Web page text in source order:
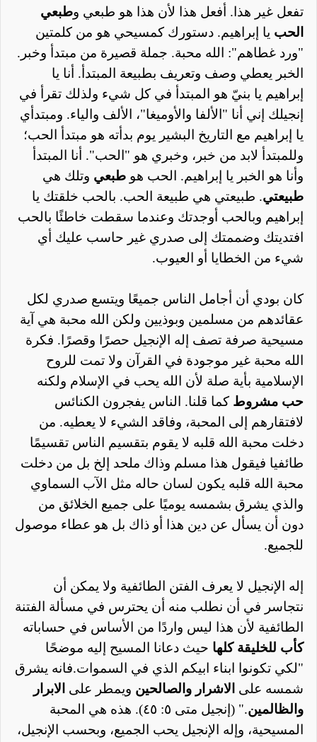
تفعل غير هذا. أفعل هذا لأن هذا هو طبعي وطبعي
الحب يا إبراهيم. دستورك كمسيحي هو من كلمتين
"ورد غطاهم": الله محبة. جملة قصيرة من مبتدأ وخبر.
الخبر يعطي وصف وتعريف بطبيعة المبتدأ. أنا يا
إبراهيم يا بنيّ هو المبتدأ في كل شيء ولذلك تقرأ في
إنجيلك إني أنا "الألفا والأوميغا"، الألف والياء. ومبتدأي
يا إبراهيم مع التاريخ البشير يوم بدأته هو مبتدأ الحب؛
وللمبتدأ لابد من خبر، وخبري هو "الحب". أنا المبتدأ
وأنا هو الخبر يا إبراهيم. الحب هو طبعي وتلك هي
طبيعتي. طبيعتي هي طبيعة الحب. بالحب خلقتك يا
إبراهيم وبالحب أوجدتك وعندما سقطت خاطئًا بالحب
افتديتك وضممتك إلى صدري غير حاسب عليك أي
شيء من الخطايا أو العيوب.
كان بودي أن أجامل الناس جميعًا ويتسع صدري لكل
عقائدهم من مسلمين وبوذيين ولكن الله محبة هي آية
مسيحية صرفة تصف إله الإنجيل حصرًا وقصرًا. فكرة
الله محبة غير موجودة في القرآن ولا تمت للروح
الإسلامية بأية صلة لأن الله يحب في الإسلام ولكنه
حب مشروط كما قلنا. الناس يفجرون الكنائس
لافتقارهم إلى المحبة، وفاقد الشيء لا يعطيه. من
دخلت محبة الله قلبه لا يقوم بتقسيم الناس تقسيمًا
طائفيا فيقول هذا مسلم وذاك ملحد إلخ بل من دخلت
محبة الله قلبه يكون لسان حاله مثل الآب السماوي
والذي يشرق بشمسه يوميًا على جميع الخلائق من
دون أن يسأل عن دين هذا أو ذاك بل هو عطاء موصول
للجميع.
إله الإنجيل لا يعرف الفتن الطائفية ولا يمكن أن
نتجاسر في أن نطلب منه أن يحترس في مسألة الفتنة
الطائفية لأن هذا ليس واردًا من الأساس في حساباته
كأب للخليقة كلها حيث دعانا المسيح إليه موضحًا
"لكي تكونوا ابناء ابيكم الذي في السموات.فانه يشرق
شمسه على الاشرار والصالحين ويمطر على الابرار
والظالمين
." (إنجيل متى ٥: ٤٥). هذه هي المحبة
المسيحية، وإله الإنجيل يحب الجميع، وبحسب الإنجيل،